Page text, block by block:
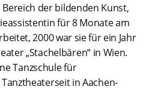
der bildenden Kunst,
für 8 Monate am
2000 war sie für ein Jahr
„Stachelbären“ in Wien.
Tanzschule für
in Aachen-